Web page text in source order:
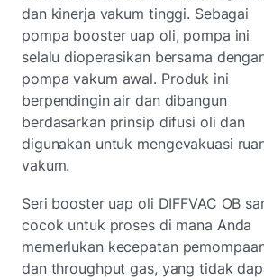
dan kinerja vakum tinggi. Sebagai
pompa booster uap oli, pompa ini
selalu dioperasikan bersama
pompa vakum awal. Produk ini
berpendingin air dan dibangun
berdasarkan prinsip difusi oli dan
digunakan untuk mengevakuasi
vakum.
Seri booster uap oli DIFFVAC OB
cocok untuk proses di mana Anda
memerlukan kecepatan
dan throughput gas, yang tidak